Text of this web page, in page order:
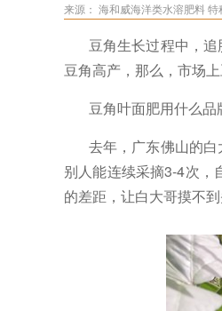
来源： 海和威海洋类水溶肥料 特
豆角生长过程中，
豆角高产，那么，市场
豆角叶面肥用什么品
去年，广东佛山的
别人能连续采摘3-4次，
的差距，让白大哥摸不